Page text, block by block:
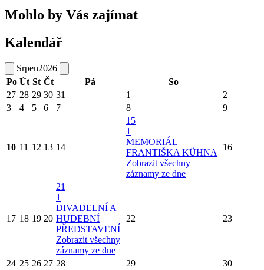
Mohlo by Vás zajímat
Kalendář
Srpen2026
Po Út St Čt Pá
So
27 28 29 30 31 1
2
3
4 5 6 7 8 9
10 11 12 13 14
15
1
MEMORIÁL
FRANTIŠKA KÜHNA
Zobrazit všechny
záznamy ze dne
16
17 18 19 20
21
1
DIVADELNÍ A
HUDEBNÍ
PŘEDSTAVENÍ
Zobrazit všechny
záznamy ze dne
22 23
24 25 26 27 28 29 30